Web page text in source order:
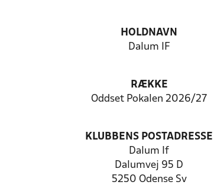
HOLDNAVN
Dalum IF
RÆKKE
Oddset Pokalen 2026/27
KLUBBENS POSTADRESSE
Dalum If
Dalumvej 95 D
5250 Odense Sv